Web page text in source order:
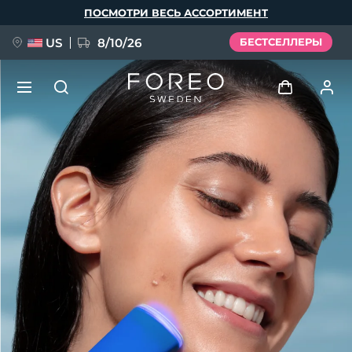
ПОСМОТРИ ВЕСЬ АССОРТИМЕНТ
US 8/10/26 БЕСТСЕЛЛЕРЫ
Войти
Профиль пользователя
Мои приборы
Мои заказы
Мои адреса
Мои подписки
НОВИНКА
FAQ™ Pure Beauty-Tech Elixir
BREAKING NEWS
issa™ Teeth Whitening Set
Язык
English Deutsch
Español
Français
Português
Polski
Русский
Türkçe
简体中文 繁體中文